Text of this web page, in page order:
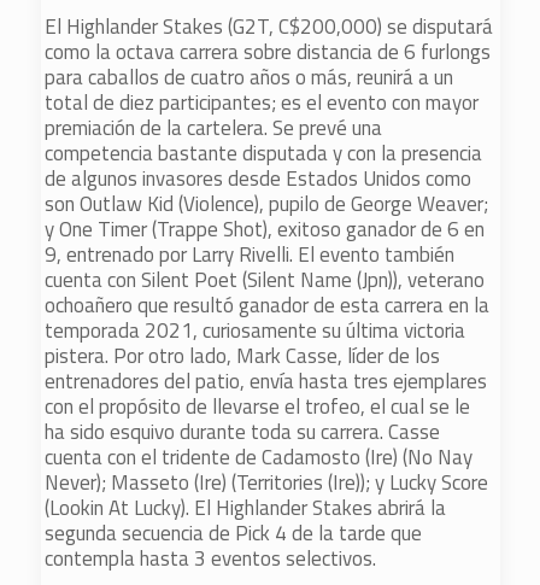
El Highlander Stakes (G2T, C$200,000) se disputará
como la octava carrera sobre distancia de 6 furlongs
para caballos de cuatro años o más, reunirá a un
total de diez participantes; es el evento con mayor
premiación de la cartelera. Se prevé una
competencia bastante disputada y con la presencia
de algunos invasores desde Estados Unidos como
son Outlaw Kid (Violence), pupilo de George Weaver;
y One Timer (Trappe Shot), exitoso ganador de 6 en
9, entrenado por Larry Rivelli. El evento también
cuenta con Silent Poet (Silent Name (Jpn)), veterano
ochoañero que resultó ganador de esta carrera en la
temporada 2021, curiosamente su última victoria
pistera. Por otro lado, Mark Casse, líder de los
entrenadores del patio, envía hasta tres ejemplares
con el propósito de llevarse el trofeo, el cual se le
ha sido esquivo durante toda su carrera. Casse
cuenta con el tridente de Cadamosto (Ire) (No Nay
Never); Masseto (Ire) (Territories (Ire)); y Lucky Score
(Lookin At Lucky). El Highlander Stakes abrirá la
segunda secuencia de Pick 4 de la tarde que
contempla hasta 3 eventos selectivos.